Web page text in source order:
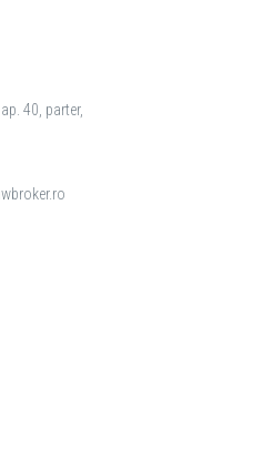
40, parter,